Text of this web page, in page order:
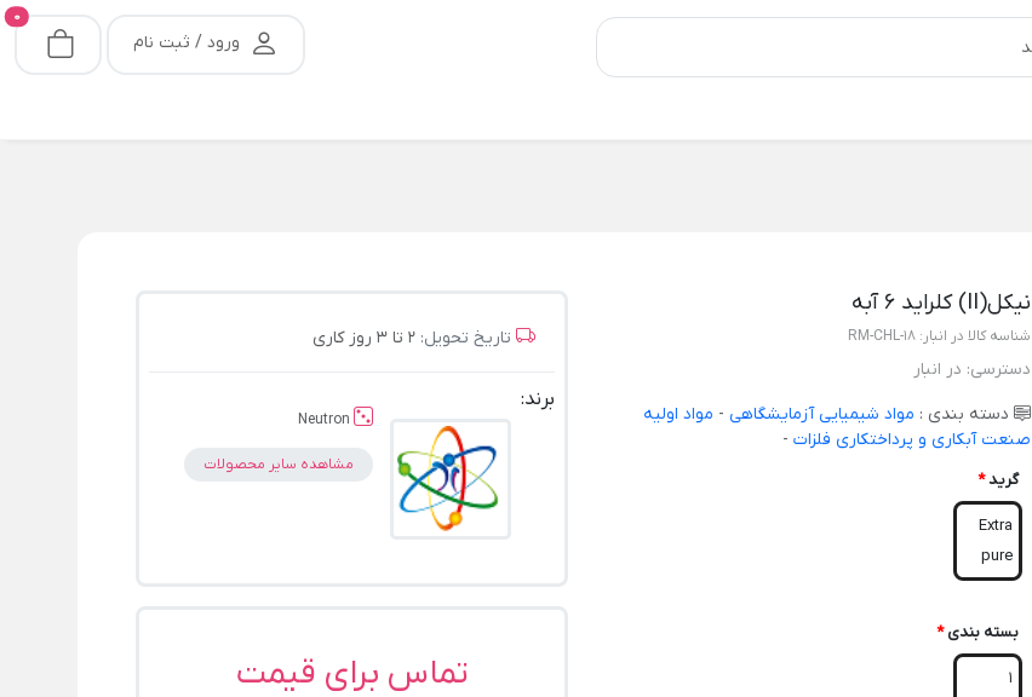
ورود / ثبت نام
0
نیکل(II) کلراید 6 آبه
شناسه کالا در انبار: RM-CHL-18
دسترسی: در انبار
دسته بندی : مواد شیمیایی آزمایشگاهی - مواد اولیه
صنعت آبکاری و پرداختکاری فلزات -
گرید*
Extra
pure
بسته بندی *
1
تاریخ تحویل: 2 تا 3 روز کاری
برند:
Neutron
مشاهده سایر محصولات
تماس برای قیمت